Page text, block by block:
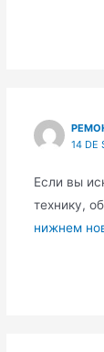
14 DE
Если вы
технику,
нижнем